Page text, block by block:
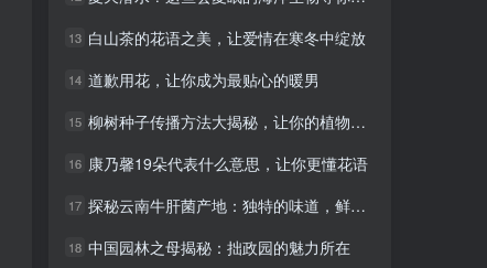
13 白山茶的花语之美，让爱情在寒冬中绽放
14 道歉用花，让你成为最贴心的暖男
15 柳树种子传播方法大揭秘，让你的植物更茂盛！
16 康乃馨19朵代表什么意思，让你更懂花语
17 探秘云南牛肝菌产地：独特的味道，鲜为人知的秘密
18 中国园林之母揭秘：拙政园的魅力所在
13 白山茶的花语之美，让爱情在寒冬中绽放
14 道歉用花，让你成为最贴心的暖男
15 柳树种子传播方法大揭秘，让你的植物更茂盛！
16 康乃馨19朵代表什么意思，让你更懂花语
17 探秘云南牛肝菌产地：独特的味道，鲜为人知的秘密
18 中国园林之母揭秘：拙政园的魅力所在